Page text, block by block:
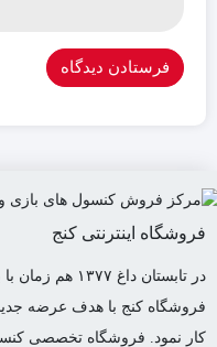
فروشگاه اینترنتی کنج
فروشگاه كنج با هدف عرضه
كار نمود. فروشگاه تخصصی